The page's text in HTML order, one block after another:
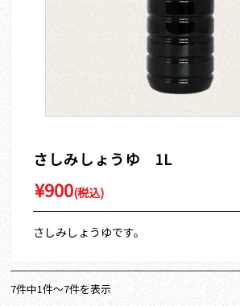
さしみしょうゆ 1L
¥900(税込)
さしみしょうゆです。
7件中1件～7件を表示